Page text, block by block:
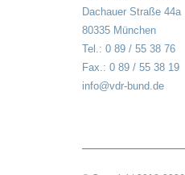
Dachauer Straße 44a
80335 München
Tel.: 0 89 / 55 38 76
Fax.: 0 89 / 55 38 19
info@vdr-bund.de